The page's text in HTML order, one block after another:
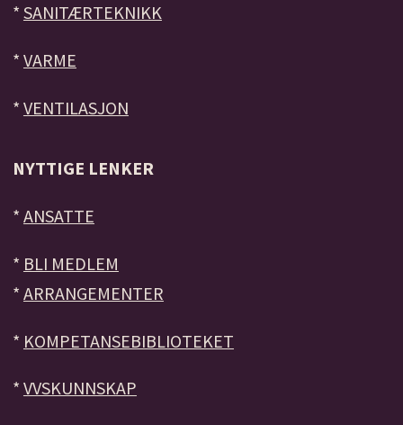
* SANITÆRTEKNIKK
* VARME
* VENTILASJON
NYTTIGE LENKER
* ANSATTE
* BLI MEDLEM
* ARRANGEMENTER
* KOMPETANSEBIBLIOTEKET
* VVSKUNNSKAP